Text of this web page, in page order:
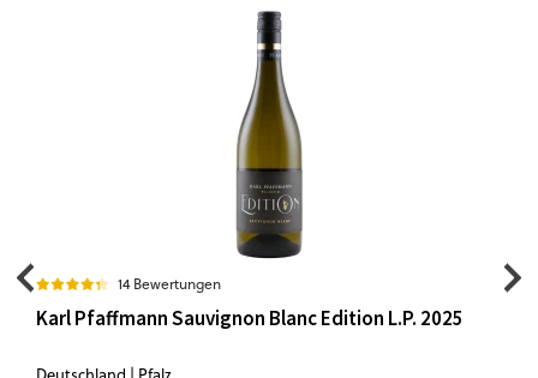
14 Bewertungen
Karl Pfaffmann Sauvignon Blanc Edition L.P. 2025